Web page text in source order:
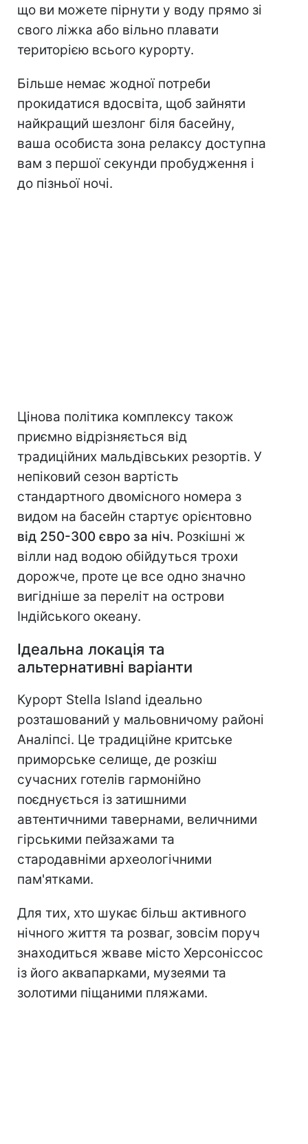
що ви можете пірнути у воду прямо зі
свого ліжка або вільно плавати
територією всього курорту.
Більше немає жодної потреби
прокидатися вдосвіта, щоб зайняти
найкращий шезлонг біля басейну,
ваша особиста зона релаксу доступна
вам з першої секунди пробудження і
до пізньої ночі.
Цінова політика комплексу також
приємно відрізняється від
традиційних мальдівських резортів. У
непіковий сезон вартість
стандартного двомісного номера з
видом на басейн стартує орієнтовно
від 250-300 євро за ніч. Розкішні ж
вілли над водою обійдуться трохи
дорожче, проте це все одно значно
вигідніше за переліт на острови
Індійського океану.
Ідеальна локація та
альтернативні варіанти
Курорт Stella Island ідеально
розташований у мальовничому районі
Аналіпсі. Це традиційне критське
приморське селище, де розкіш
сучасних готелів гармонійно
поєднується із затишними
автентичними тавернами, величними
гірськими пейзажами та
стародавніми археологічними
пам'ятками.
Для тих, хто шукає більш активного
нічного життя та розваг, зовсім поруч
знаходиться жваве місто Херсоніссос
із його аквапарками, музеями та
золотими піщаними пляжами.